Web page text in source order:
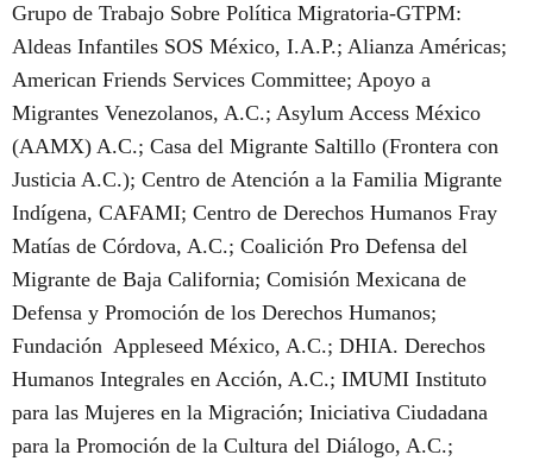
Grupo de Trabajo Sobre Política Migratoria-GTPM:
Aldeas Infantiles SOS México, I.A.P.; Alianza Américas;
American Friends Services Committee; Apoyo a
Migrantes Venezolanos, A.C.; Asylum Access México
(AAMX) A.C.; Casa del Migrante Saltillo (Frontera con
Justicia A.C.); Centro de Atención a la Familia Migrante
Indígena, CAFAMI; Centro de Derechos Humanos Fray
Matías de Córdova, A.C.; Coalición Pro Defensa del
Migrante de Baja California; Comisión Mexicana de
Defensa y Promoción de los Derechos Humanos;
Fundación Appleseed México, A.C.; DHIA. Derechos
Humanos Integrales en Acción, A.C.; IMUMI Instituto
para las Mujeres en la Migración; Iniciativa Ciudadana
para la Promoción de la Cultura del Diálogo, A.C.;